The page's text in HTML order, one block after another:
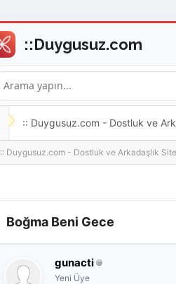
:: Duygusuz.com - Dostluk ve
oldukça kolay ve zahmetsizdir.
:: Duygusuz.com - Dostluk ve Arkadaşlık
Boğma Beni Gece
gunacti
Yeni Üye